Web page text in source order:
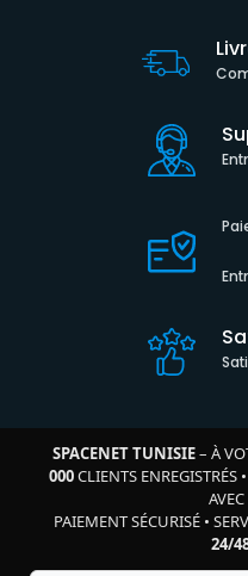
SPACENET TUNISIE– À
000CLIENTS ENREGISTRÉS•
PAIEMENT SÉCURISÉ •
24/